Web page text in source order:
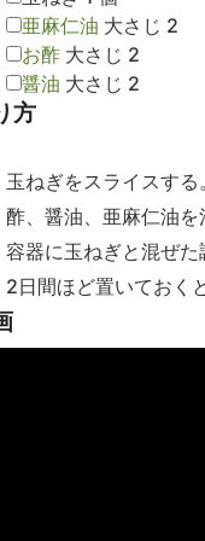
▢
亜麻仁油 大さじ 2
▢
お酢 大さじ 2
▢
醤油 大さじ 2
方
玉ねぎをスライスする。
酢、醤油、亜麻仁油を
容器に玉ねぎと混ぜた
2日間ほど置いておく